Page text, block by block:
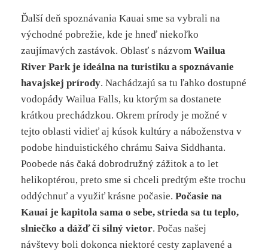
Ďalší deň spoznávania Kauai sme sa vybrali na
východné pobrežie, kde je hneď niekoľko
zaujímavých zastávok. Oblasť s názvomWailua
River Park je ideálna na turistiku a spoznávanie
havajskej prírody. Nachádzajú sa tu ľahko dostupné
vodopády Wailua Falls, ku ktorým sa dostanete
krátkou prechádzkou. Okrem prírody je možné v
tejto oblasti vidieť aj kúsok kultúry a náboženstva v
podobe hinduistického chrámu Saiva Siddhanta.
Poobede nás čaká dobrodružný zážitok a to let
helikoptérou, preto sme si chceli predtým ešte trochu
oddýchnuť a využiť krásne počasie.Počasie na
Kauai je kapitola sama o sebe, strieda sa tu teplo,
slniečko a dážď či silný vietor. Počas našej
návštevy boli dokonca niektoré cesty zaplavené a